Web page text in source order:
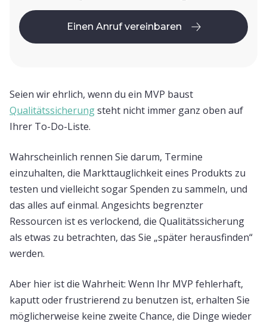
Einen Anruf vereinbaren
Einen Anruf vereinbaren
Seien wir ehrlich, wenn du ein MVP baust
Qualitätssicherungsteht nicht immer ganz oben auf
Ihrer To-Do-Liste.
Wahrscheinlich rennen Sie darum, Termine
einzuhalten, die Markttauglichkeit eines Produkts zu
testen und vielleicht sogar Spenden zu sammeln, und
das alles auf einmal. Angesichts begrenzter
Ressourcen ist es verlockend, die Qualitätssicherung
als etwas zu betrachten, das Sie „später herausfinden“
werden.
Aber hier ist die Wahrheit: Wenn Ihr MVP fehlerhaft,
kaputt oder frustrierend zu benutzen ist, erhalten Sie
möglicherweise keine zweite Chance, die Dinge wieder